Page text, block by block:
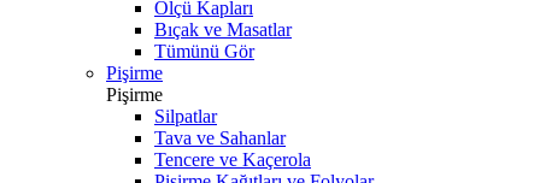
Ölçü Kapları
Bıçak ve Masatlar
Tümünü Gör
Pişirme
Pişirme
Silpatlar
Tava ve Sahanlar
Tencere ve Kaçerola